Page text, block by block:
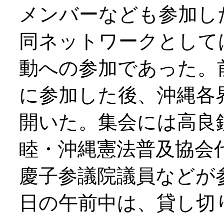
メンバーなども参加
同ネットワークとし
動への参加であった
に参加した後、沖縄
開いた。集会には高
睦・沖縄憲法普及協会
慶子参議院議員など
日の午前中は、貸し